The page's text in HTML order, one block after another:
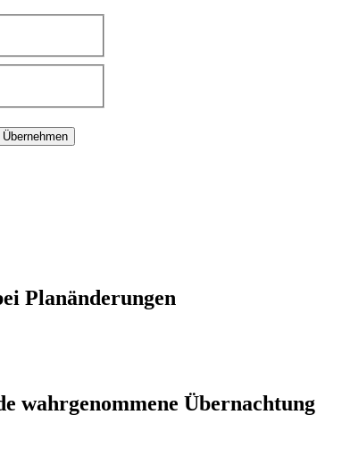
Übernehmen
Planänderungen
wahrgenommene Übernachtung